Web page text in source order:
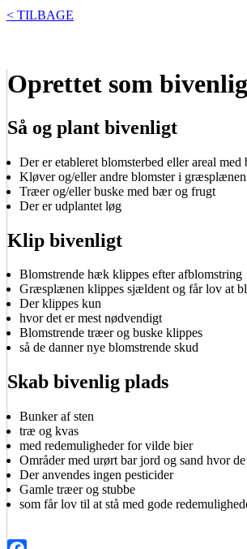
< TILBAGE
Oprettet som
Så og plant bivenligt
Der er etableret blomsterbed eller areal
Kløver og/eller andre blomster i græsplænen
Træer og/eller buske med bær og frugt
Der er udplantet løg
Klip bivenligt
Blomstrende hæk klippes efter afblomstring
Græsplænen klippes sjældent og får lov at
Der klippes kun
hvor det er mest nødvendigt
Blomstrende træer og buske klippes
så de danner nye blomstrende skud
Skab bivenlig plads
Bunker af sten
træ og kvas
med redemuligheder for vilde bier
Områder med urørt bar jord og sand hvor
Der anvendes ingen pesticider
Gamle træer og stubbe
som får lov til at stå med gode